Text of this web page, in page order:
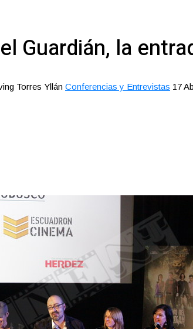
Guardián, la
Torres Yllán Conferencias y Entrevistas 17